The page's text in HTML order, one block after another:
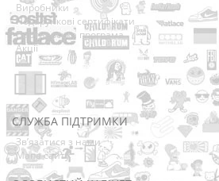
Виробники
Подарункові сертифікати
Партнерська програма
Акції
СЛУЖБА ПІДТРИМКИ
Зв’язатися з нами
Мапа сайту